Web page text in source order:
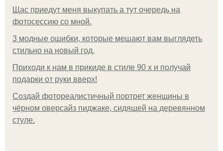
Щас приедут меня выкупать а тут очередь на
фотосессию со мной.
3 модные ошибки, которые мешают вам выглядеть
стильно на новый год.
Приходи к нам в прикиде в стиле 90 х и получай
подарки от руки вверх!
Создай фотореалистичный портрет женщины в
чёрном оверсайз пиджаке, сидящей на деревянном
стуле.